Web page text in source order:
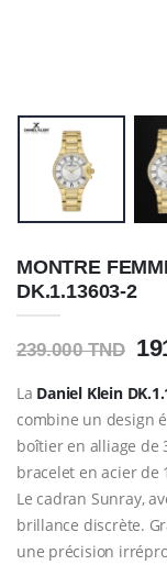
MONTRE
DK.1.13603-2
239.000 TND
La Daniel Klein
combine un design
boîtier en alliage de
bracelet en acier de
Le cadran Sunray,
brillance discrète.
une précision